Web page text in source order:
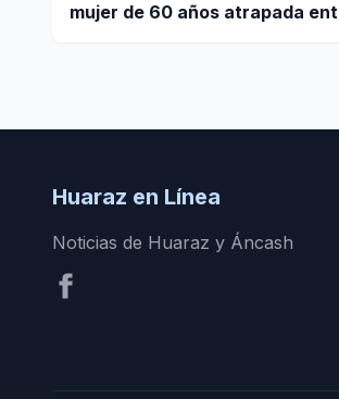
mujer de 60 años atrapada
Huaraz en Línea
Noticias de Huaraz y Áncash